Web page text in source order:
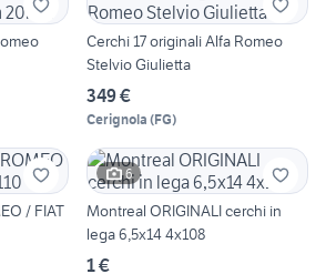
Cerchi 17 originali Alfa Romeo
Stelvio Giulietta
349 €
Cerignola (FG)
/ FIAT
6
Montreal ORIGINALI cerchi in
lega 6,5x14 4x108
1 €